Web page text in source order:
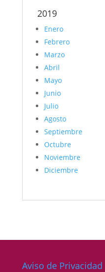
2019
Enero
Febrero
Marzo
Abril
Mayo
Junio
Julio
Agosto
Septiembre
Octubre
Noviembre
Diciembre
Aviso de Privacidad